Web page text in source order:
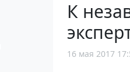
К
16 мая 2017